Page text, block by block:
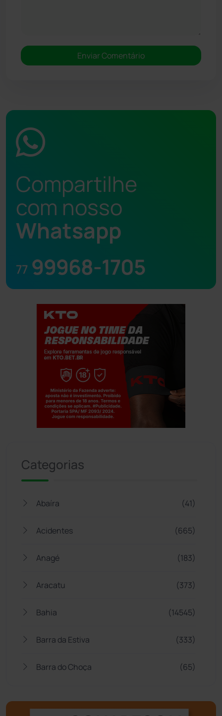
Compartilhe
com nosso
Whatsapp
77 99968-1705
Categorias
Abaíra (41)
Acidentes (665)
Anagé (183)
Aracatu (373)
Bahia (14545)
Barra da Estiva (333)
Barra do Choça (65)